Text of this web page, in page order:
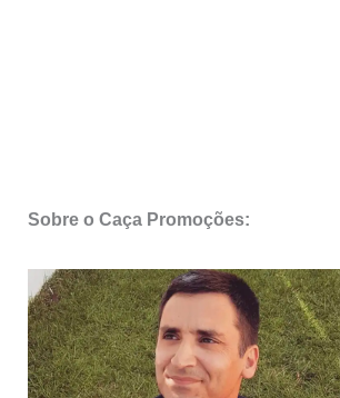
Sobre o Caça Promoções: